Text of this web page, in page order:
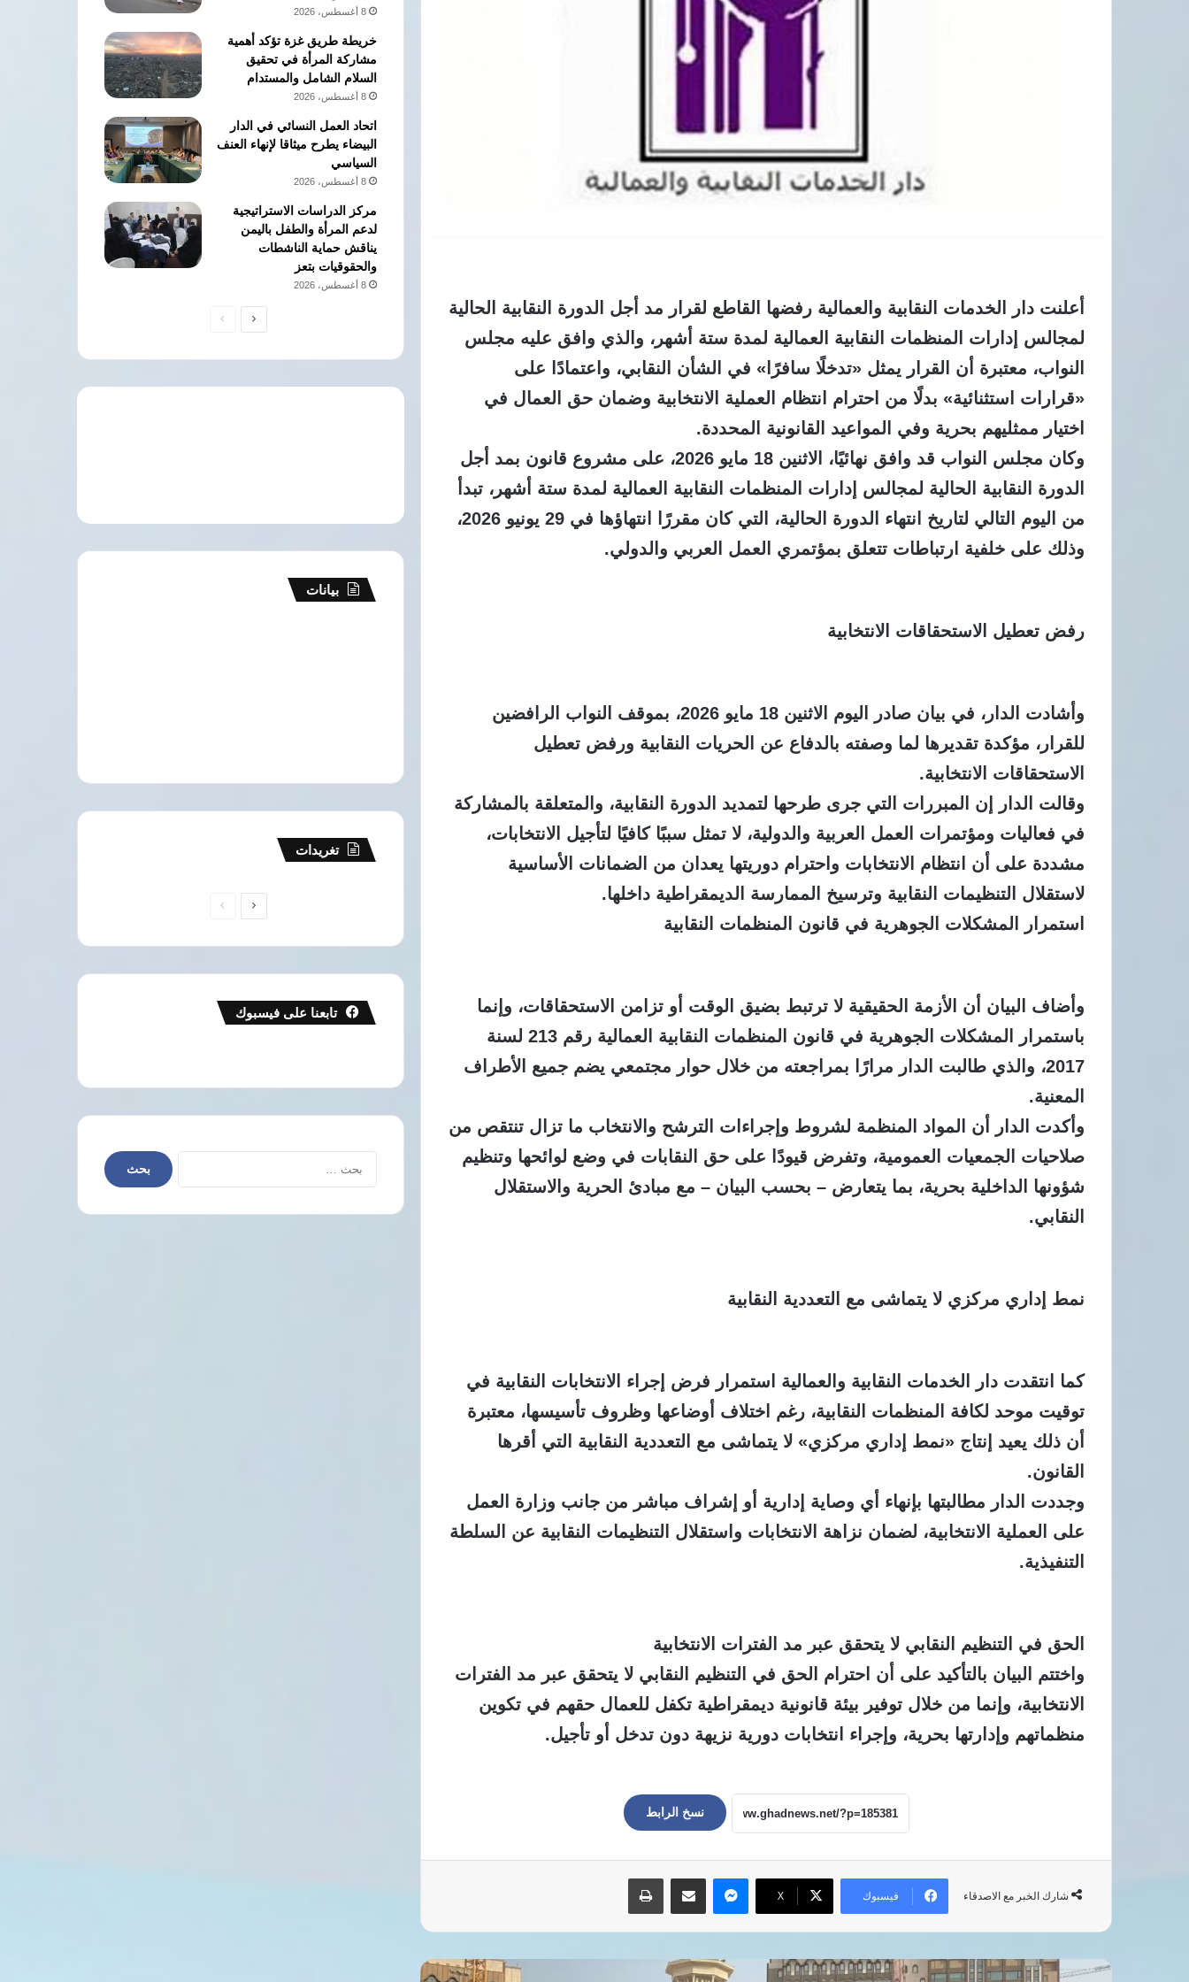
أعلنت دار الخدمات النقابية والعمالية رفضها القاطع لقرار مد أجل الدورة النقابية الحالية
لمجالس إدارات المنظمات النقابية العمالية لمدة ستة أشهر، والذي وافق عليه مجلس
النواب، معتبرة أن القرار يمثل «تدخلًا سافرًا» في الشأن النقابي، واعتمادًا على
«قرارات استثنائية» بدلًا من احترام انتظام العملية الانتخابية وضمان حق العمال في
اختيار ممثليهم بحرية وفي المواعيد القانونية المحددة.
وكان مجلس النواب قد وافق نهائيًا، الاثنين 18 مايو 2026، على مشروع قانون بمد أجل
الدورة النقابية الحالية لمجالس إدارات المنظمات النقابية العمالية لمدة ستة أشهر، تبدأ
من اليوم التالي لتاريخ انتهاء الدورة الحالية، التي كان مقررًا انتهاؤها في 29 يونيو 2026،
وذلك على خلفية ارتباطات تتعلق بمؤتمري العمل العربي والدولي.
رفض تعطيل الاستحقاقات الانتخابية
وأشادت الدار، في بيان صادر اليوم الاثنين 18 مايو 2026، بموقف النواب الرافضين
للقرار، مؤكدة تقديرها لما وصفته بالدفاع عن الحريات النقابية ورفض تعطيل
الاستحقاقات الانتخابية.
وقالت الدار إن المبررات التي جرى طرحها لتمديد الدورة النقابية، والمتعلقة بالمشاركة
في فعاليات ومؤتمرات العمل العربية والدولية، لا تمثل سببًا كافيًا لتأجيل الانتخابات،
مشددة على أن انتظام الانتخابات واحترام دوريتها يعدان من الضمانات الأساسية
لاستقلال التنظيمات النقابية وترسيخ الممارسة الديمقراطية داخلها.
استمرار المشكلات الجوهرية في قانون المنظمات النقابية
وأضاف البيان أن الأزمة الحقيقية لا ترتبط بضيق الوقت أو تزامن الاستحقاقات، وإنما
باستمرار المشكلات الجوهرية في قانون المنظمات النقابية العمالية رقم 213 لسنة
2017، والذي طالبت الدار مرارًا بمراجعته من خلال حوار مجتمعي يضم جميع الأطراف
المعنية.
وأكدت الدار أن المواد المنظمة لشروط وإجراءات الترشح والانتخاب ما تزال تنتقص من
صلاحيات الجمعيات العمومية، وتفرض قيودًا على حق النقابات في وضع لوائحها وتنظيم
شؤونها الداخلية بحرية، بما يتعارض – بحسب البيان – مع مبادئ الحرية والاستقلال
النقابي.
نمط إداري مركزي لا يتماشى مع التعددية النقابية
كما انتقدت دار الخدمات النقابية والعمالية استمرار فرض إجراء الانتخابات النقابية في
توقيت موحد لكافة المنظمات النقابية، رغم اختلاف أوضاعها وظروف تأسيسها، معتبرة
أن ذلك يعيد إنتاج «نمط إداري مركزي» لا يتماشى مع التعددية النقابية التي أقرها
القانون.
وجددت الدار مطالبتها بإنهاء أي وصاية إدارية أو إشراف مباشر من جانب وزارة العمل
على العملية الانتخابية، لضمان نزاهة الانتخابات واستقلال التنظيمات النقابية عن السلطة
التنفيذية.
الحق في التنظيم النقابي لا يتحقق عبر مد الفترات الانتخابية
واختتم البيان بالتأكيد على أن احترام الحق في التنظيم النقابي لا يتحقق عبر مد الفترات
الانتخابية، وإنما من خلال توفير بيئة قانونية ديمقراطية تكفل للعمال حقهم في تكوين
منظماتهم وإدارتها بحرية، وإجراء انتخابات دورية نزيهة دون تدخل أو تأجيل.
نسخ الرابط
شارك الخبر مع الاصدقاء فيسبوك ‫X
ماسنجر مشاركة عبر البريد طباعة
8 أغسطس، 2026
خريطة طريق غزة تؤكد أهمية
مشاركة المرأة في تحقيق
السلام الشامل والمستدام
8 أغسطس، 2026
اتحاد العمل النسائي في الدار
البيضاء يطرح ميثاقا لإنهاء العنف
السياسي
8 أغسطس، 2026
مركز الدراسات الاستراتيجية
لدعم المرأة والطفل باليمن
يناقش حماية الناشطات
والحقوقيات بتعز
8 أغسطس، 2026
الصفحةالصفحة
بيانات
تغريدات
الصفحةالصفحة
تابعنا على فيسبوك
البحث
عن: